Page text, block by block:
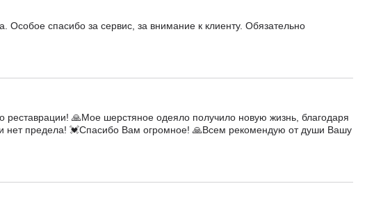
Особое спасибо за сервис, за внимание к клиенту. Обязательно
🙏Мое шерстяное одеяло получило новую жизнь, благодаря
предела! 💓Спасибо Вам огромное! 🙏Всем рекомендую от души Вашу